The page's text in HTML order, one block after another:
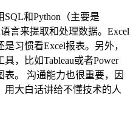
和Python（主要是
言来提取和处理数据。Excel
习惯看Excel报表。另外，
，比如Tableau或者Power
。 沟通能力也很重要，因
用大白话讲给不懂技术的人